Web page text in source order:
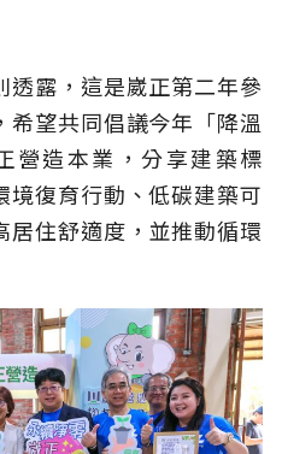
透露，這是崴正第二年參
希望共同倡議今年「降溫
營造本業，分享建築標
復育行動、低碳建築可
住舒適度，並推動循環